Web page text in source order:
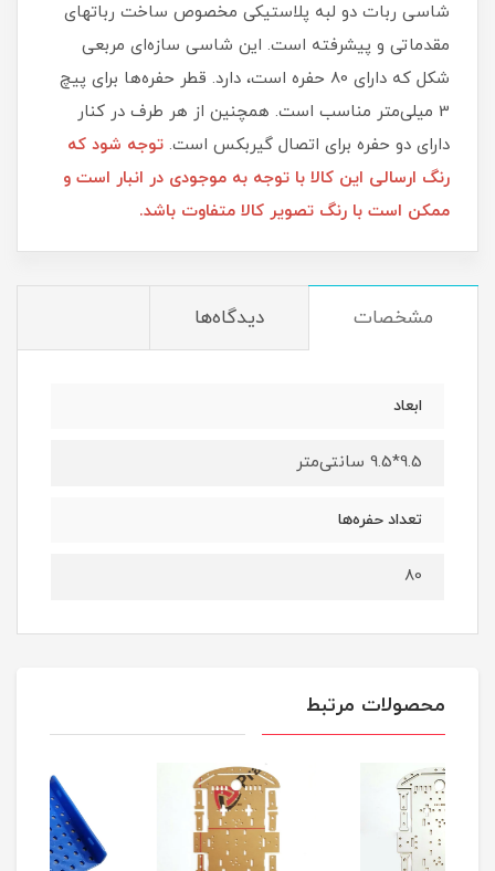
شاسی ربات دو لبه پلاستیکی مخصوص ساخت رباتهای
مقدماتی و پیشرفته است. این شاسی سازه‌ای مربعی
شکل که دارای 80 حفره است، دارد. قطر حفره‌ها برای پیچ
3 میلی‌متر مناسب است. همچنین از هر طرف در کنار
دارای دو حفره برای اتصال گیربکس است. توجه شود که
رنگ ارسالی این کالا با توجه به موجودی در انبار است و
ممکن است با رنگ تصویر کالا متفاوت باشد.
مشخصات دیدگاه‌ها
ابعاد
9.5*9.5 سانتی‌متر
تعداد حفره‌ها
80
محصولات مرتبط